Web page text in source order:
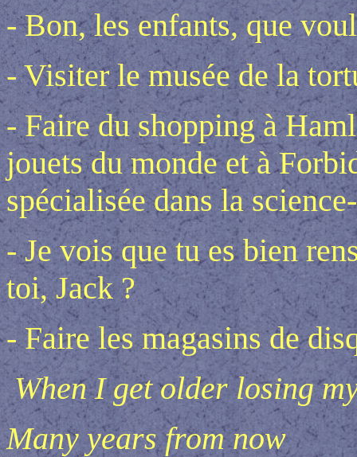
- Bon, les enfants, que
- Visiter le musée de la
- Faire du shopping à
jouets du monde et à
spécialisée dans la
- Je vois que tu es bien
toi, Jack ?
- Faire les magasins de
When I get older losing
Many years from now